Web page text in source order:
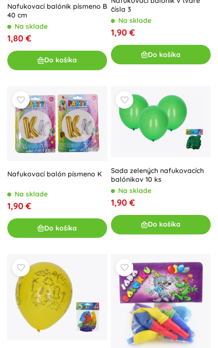
Nafukovací balónik písmeno B
40 cm
Na sklade
1,80 €
Do košíka
čísla 3
Na sklade
1,90 €
Do košíka
Nafukovací balón písmeno K
Na sklade
1,90 €
Do košíka
Sada zelených nafukovacích
balónikov 10 ks
Na sklade
1,90 €
Do košíka